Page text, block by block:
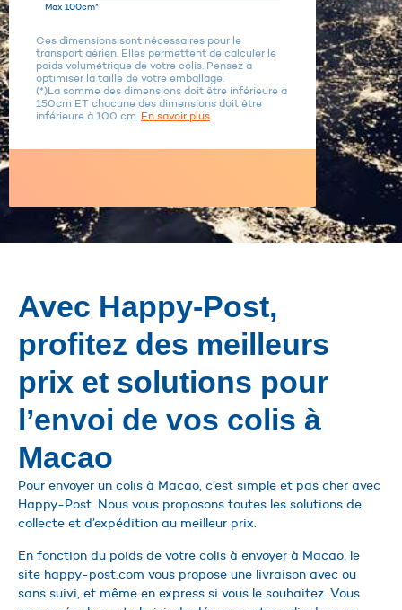
Max 100cm*
Ces dimensions sont nécessaires pour le
transport aérien. Elles permettent de calculer le
poids volumétrique de votre colis. Pensez à
optimiser la taille de votre emballage.
(*)La somme des dimensions doit être inférieure à
150cm ET chacune des dimensions doit être
inférieure à 100 cm. En savoir plus
Avec Happy-Post,
profitez des meilleurs
prix et solutions pour
l’envoi de vos colis à
Macao
Pour envoyer un colis à Macao, c’est simple et pas cher avec
Happy-Post. Nous vous proposons toutes les solutions de
collecte et d’expédition au meilleur prix.
En fonction du poids de votre colis à envoyer à Macao, le
site happy-post.com vous propose une livraison avec ou
sans suivi, et même en express si vous le souhaitez. Vous